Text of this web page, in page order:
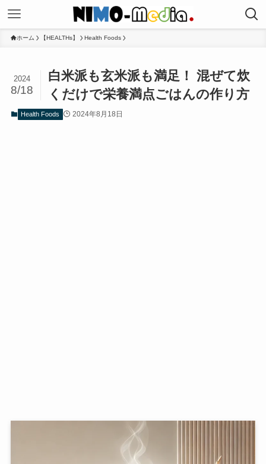
ホーム 【HEALTHs】 Health Foods
白米派も玄米派も満足！ 混ぜて炊
くだけで栄養満点ごはんの作り方
2024
8/18
Health Foods 2024年8月18日